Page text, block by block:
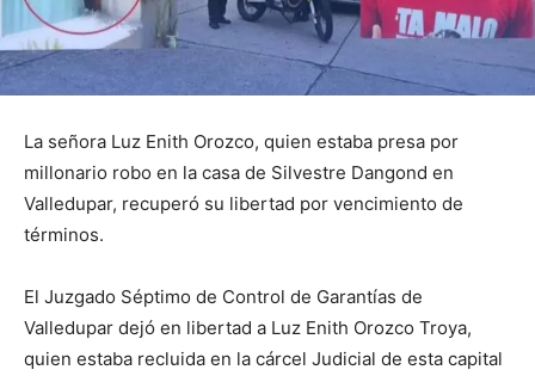
La señora Luz Enith Orozco, quien estaba presa por
millonario robo en la casa de Silvestre Dangond en
Valledupar, recuperó su libertad por vencimiento de
términos.
El Juzgado Séptimo de Control de Garantías de
Valledupar dejó en libertad a Luz Enith Orozco Troya,
quien estaba recluida en la cárcel Judicial de esta capital